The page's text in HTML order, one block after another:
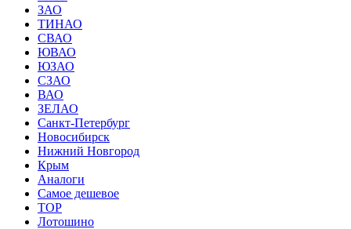
ЗАО
ТИНАО
СВАО
ЮВАО
ЮЗАО
СЗАО
ВАО
ЗЕЛАО
Санкт-Петербург
Новосибирск
Нижний Новгород
Крым
Аналоги
Самое дешевое
TOP
Лотошино